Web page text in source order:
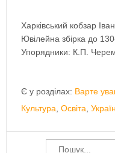
Харківський кобзар
Ювілейна збірка до
Упорядники: К.П.
Є у розділах: Варте
Культура Освіта